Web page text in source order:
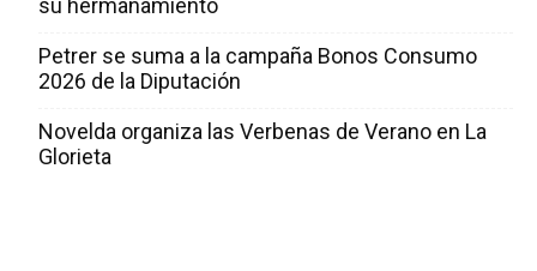
su hermanamiento
Petrer se suma a la campaña Bonos Consumo
2026 de la Diputación
Novelda organiza las Verbenas de Verano en La
Glorieta